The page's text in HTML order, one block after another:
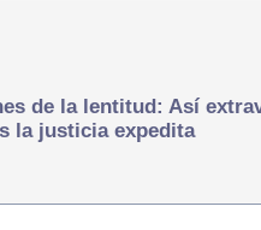
de la lentitud: Así
la justicia expedita